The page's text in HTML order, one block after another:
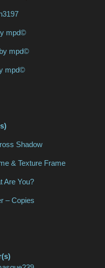
mpd©
mpd©
mpd©
Shadow
& Texture Frame
Are You?
– Copies